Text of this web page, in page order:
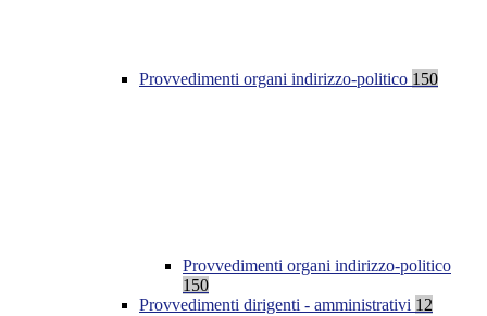
Provvedimenti organi indirizzo-politico 150
Provvedimenti organi indirizzo-politico
150
Provvedimenti dirigenti - amministrativi 12